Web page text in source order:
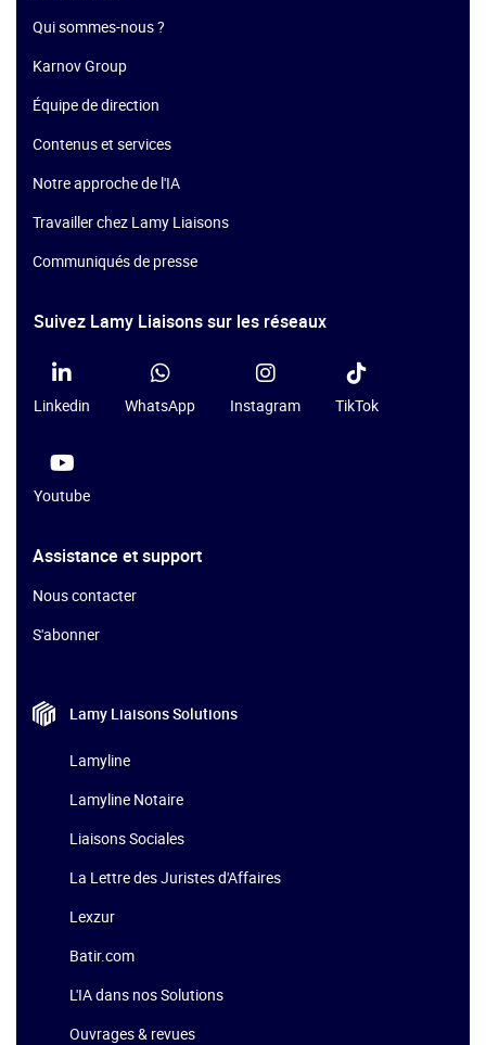
Qui sommes-nous ?
Karnov Group
Équipe de direction
Contenus et services
Notre approche de l'IA
Travailler chez Lamy Liaisons
Communiqués de presse
Suivez Lamy Liaisons sur les réseaux
Linkedin WhatsApp Instagram TikTok
Youtube
Assistance et support
Nous contacter
S'abonner
Lamy LiaisonsSolutions
Lamyline
Lamyline Notaire
Liaisons Sociales
La Lettre des Juristes d'Affaires
Lexzur
Batir.com
L'IA dans nos Solutions
Ouvrages & revues